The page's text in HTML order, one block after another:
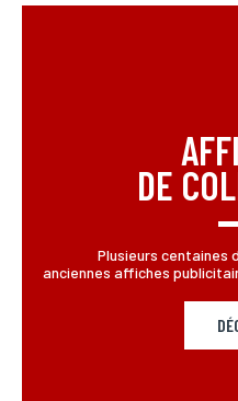
DE
Plusieurs centaines
anciennes affiches